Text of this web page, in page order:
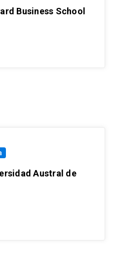
Business School
Austral de